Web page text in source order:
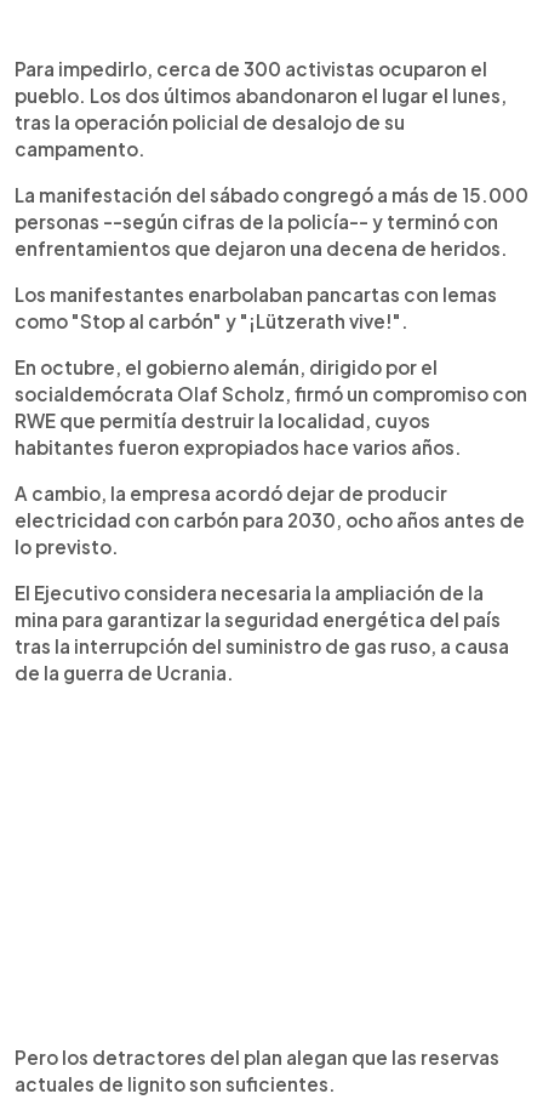
Para impedirlo, cerca de 300 activistas ocuparon el
pueblo. Los dos últimos abandonaron el lugar el lunes,
tras la operación policial de desalojo de su
campamento.
La manifestación del sábado congregó a más de 15.000
personas --según cifras de la policía-- y terminó con
enfrentamientos que dejaron una decena de heridos.
Los manifestantes enarbolaban pancartas con lemas
como "Stop al carbón" y "¡Lützerath vive!".
En octubre, el gobierno alemán, dirigido por el
socialdemócrata Olaf Scholz, firmó un compromiso con
RWE que permitía destruir la localidad, cuyos
habitantes fueron expropiados hace varios años.
A cambio, la empresa acordó dejar de producir
electricidad con carbón para 2030, ocho años antes de
lo previsto.
El Ejecutivo considera necesaria la ampliación de la
mina para garantizar la seguridad energética del país
tras la interrupción del suministro de gas ruso, a causa
de la guerra de Ucrania.
Pero los detractores del plan alegan que las reservas
actuales de lignito son suficientes.